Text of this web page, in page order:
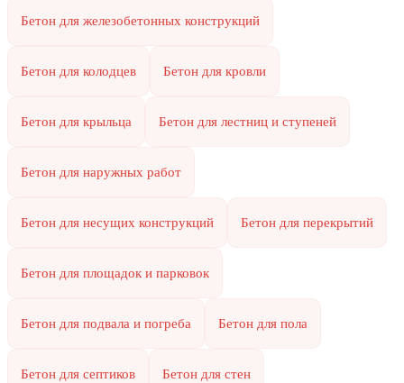
Бетон для железобетонных конструкций
Бетон для колодцев Бетон для кровли
Бетон для крыльца Бетон для лестниц и ступеней
Бетон для наружных работ
Бетон для несущих конструкций Бетон для перекрытий
Бетон для площадок и парковок
Бетон для подвала и погреба Бетон для пола
Бетон для септиков Бетон для стен